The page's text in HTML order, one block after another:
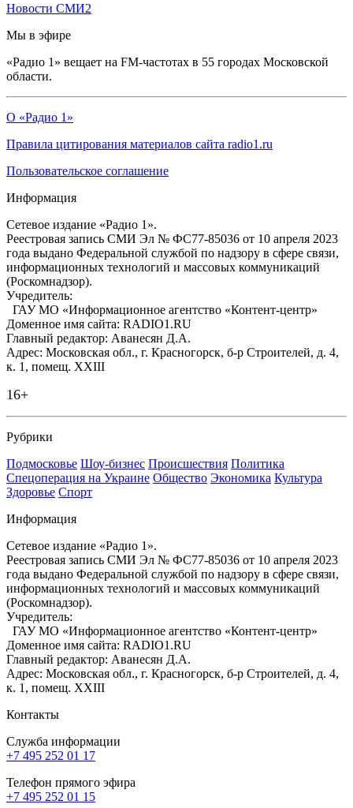
Новости СМИ2
Мы в эфире
«Радио 1» вещает на FM-частотах в 55 городах Московской
области.
О «Радио 1»
Правила цитирования материалов сайта radio1.ru
Пользовательское соглашение
Информация
Сетевое издание «Радио 1».
Реестровая запись СМИ Эл № ФС77-85036 от 10 апреля 2023
года выдано Федеральной службой по надзору в сфере связи,
информационных технологий и массовых коммуникаций
(Роскомнадзор).
Учредитель:
ГАУ МО «Информационное агентство «Контент-центр»
Доменное имя сайта: RADIO1.RU
Главный редактор: Аванесян Д.А.
Адрес: Московская обл., г. Красногорск, б-р Строителей, д. 4,
к. 1, помещ. XXIII
16+
Рубрики
Подмосковье Шоу-бизнес Происшествия Политика
Спецоперация на Украине Общество Экономика Культура
Здоровье Спорт
Информация
Сетевое издание «Радио 1».
Реестровая запись СМИ Эл № ФС77-85036 от 10 апреля 2023
года выдано Федеральной службой по надзору в сфере связи,
информационных технологий и массовых коммуникаций
(Роскомнадзор).
Учредитель:
ГАУ МО «Информационное агентство «Контент-центр»
Доменное имя сайта: RADIO1.RU
Главный редактор: Аванесян Д.А.
Адрес: Московская обл., г. Красногорск, б-р Строителей, д. 4,
к. 1, помещ. XXIII
Контакты
Служба информации
+7 495 252 01 17
Телефон прямого эфира
+7 495 252 01 15